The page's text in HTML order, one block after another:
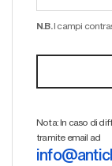
N.B.
Nota: In caso di
tramite email ad